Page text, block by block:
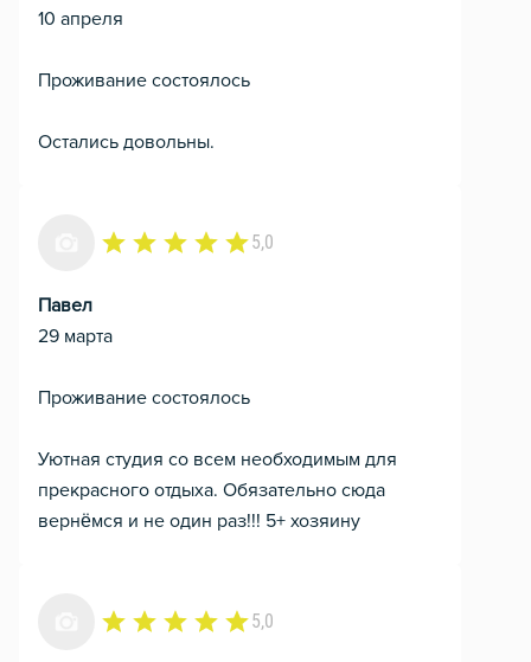
10 апреля
Проживание состоялось
Остались довольны.
5,0
Павел
29 марта
Проживание состоялось
Уютная студия со всем необходимым для
прекрасного отдыха. Обязательно сюда
вернёмся и не один раз!!! 5+ хозяину
5,0